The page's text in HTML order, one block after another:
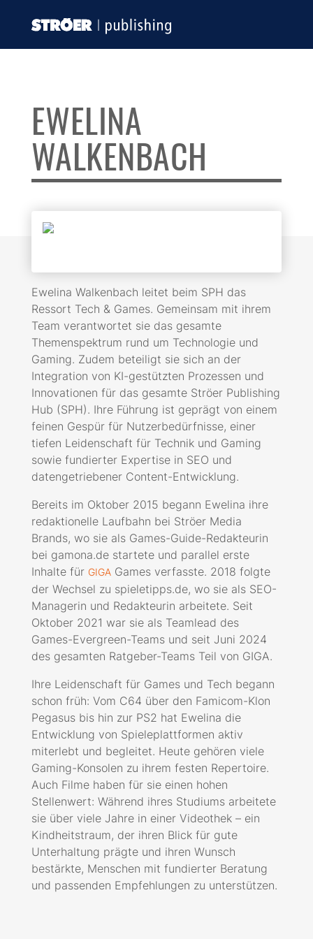
EWELINA
WALKENBACH
Bereits im Oktober 2015 begann Ewelina ihre
redaktionelle Laufbahn bei Ströer Media
Brands, wo sie als Games-Guide-Redakteurin
bei gamona.de startete und parallel erste
Inhalte für GIGAGames verfasste. 2018 folgte
der Wechsel zu spieletipps.de, wo sie als SEO-
Managerin und Redakteurin arbeitete. Seit
Oktober 2021 war sie als Teamlead des
Games-Evergreen-Teams und seit Juni 2024
des gesamten Ratgeber-Teams Teil von GIGA.
Ihre Leidenschaft für Games und Tech begann
schon früh: Vom C64 über den Famicom-Klon
Pegasus bis hin zur PS2 hat Ewelina die
Entwicklung von Spieleplattformen aktiv
miterlebt und begleitet. Heute gehören viele
Gaming-Konsolen zu ihrem festen Repertoire.
Auch Filme haben für sie einen hohen
Stellenwert: Während ihres Studiums arbeitete
sie über viele Jahre in einer Videothek – ein
Kindheitstraum, der ihren Blick für gute
Unterhaltung prägte und ihren Wunsch
bestärkte, Menschen mit fundierter Beratung
und passenden Empfehlungen zu unterstützen.
Ewelina Walkenbach leitet beim SPH das
Ressort Tech & Games. Gemeinsam mit ihrem
Team verantwortet sie das gesamte
Themenspektrum rund um Technologie und
Gaming. Zudem beteiligt sie sich an der
Integration von KI-gestützten Prozessen und
Innovationen für das gesamte Ströer Publishing
Hub (SPH). Ihre Führung ist geprägt von einem
feinen Gespür für Nutzerbedürfnisse, einer
tiefen Leidenschaft für Technik und Gaming
sowie fundierter Expertise in SEO und
datengetriebener Content-Entwicklung.